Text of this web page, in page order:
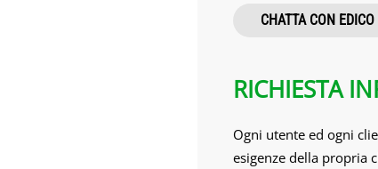
CHATTA CON EDICO
RICHIESTA
Ogni utente ed ogni
esigenze della propria